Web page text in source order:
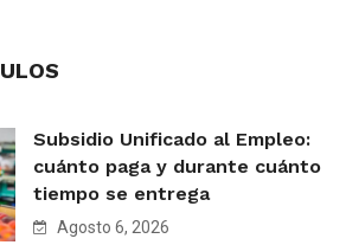
Subsidio Unificado al Empleo:
cuánto paga y durante cuánto
tiempo se entrega
Agosto 6, 2026